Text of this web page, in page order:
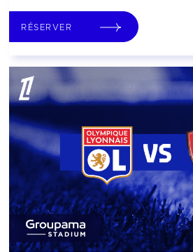
RÉSERVER